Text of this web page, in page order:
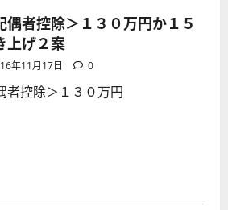
偶者控除＞１３０万円か１５
げ２案
年11月17日 0
者控除＞１３０万円